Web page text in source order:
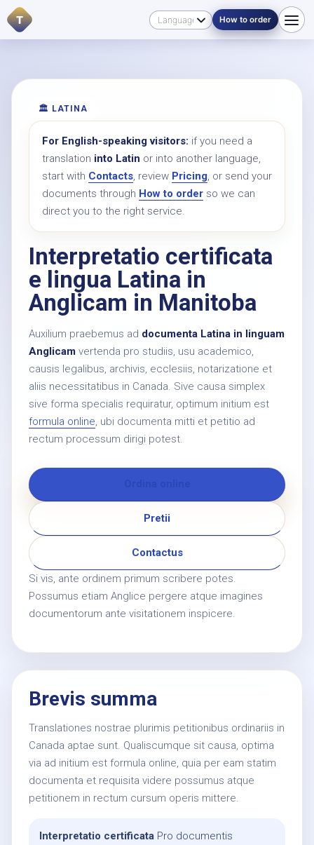
T How to order
🏛️ LATINA
For English-speaking visitors: if you need a
translation into Latin or into another language,
start with Contacts, review Pricing, or send your
documents through How to order so we can
direct you to the right service.
Interpretatio certificata
e lingua Latina in
Anglicam in Manitoba
Auxilium praebemus ad documenta Latina in linguam
Anglicam vertenda pro studiis, usu academico,
causis legalibus, archivis, ecclesiis, notarizatione et
aliis necessitatibus in Canada. Sive causa simplex
sive forma specialis requiratur, optimum initium est
formula online, ubi documenta mitti et petitio ad
rectum processum dirigi potest.
Pretii
Contactus
Si vis, ante ordinem primum scribere potes.
Possumus etiam Anglice pergere atque imagines
documentorum ante visitationem inspicere.
Brevis summa
Translationes nostrae plurimis petitionibus ordinariis in
Canada aptae sunt. Qualiscumque sit causa, optima
via ad initium est formula online, quia per eam statim
documenta et requisita videre possumus atque
petitionem in rectum cursum operis mittere.
Interpretatio certificata Pro documentis